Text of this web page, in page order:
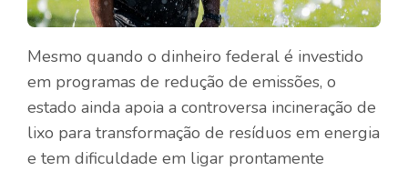
Mesmo quando o dinheiro federal é investido
em programas de redução de emissões, o
estado ainda apoia a controversa incineração de
lixo para transformação de resíduos em energia
e tem dificuldade em ligar prontamente